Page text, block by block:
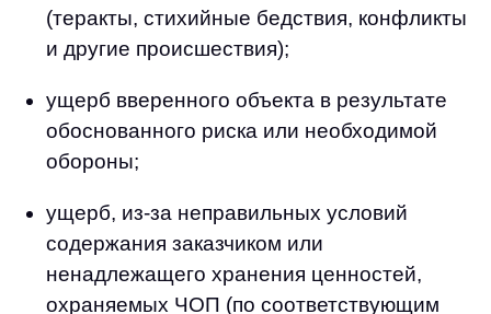
(теракты, стихийные бедствия, конфликты
и другие происшествия);
ущерб вверенного объекта в результате
обоснованного риска или необходимой
обороны;
ущерб, из-за неправильных условий
содержания заказчиком или
ненадлежащего хранения ценностей,
охраняемых ЧОП (по соответствующим